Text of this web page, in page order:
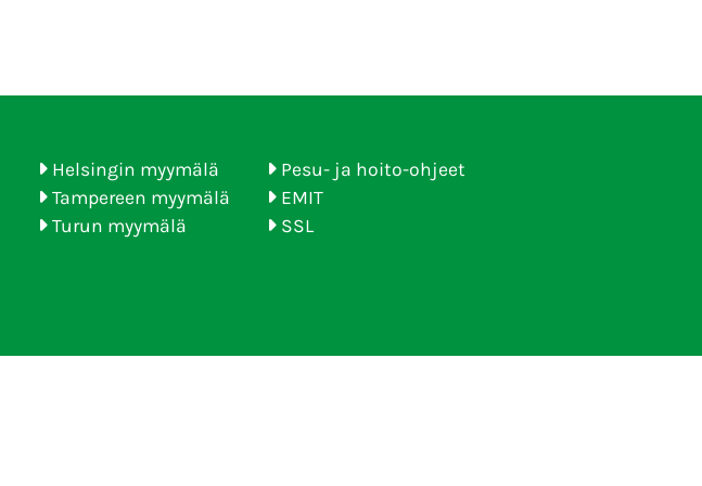
Helsingin myymälä
Tampereen myymälä
Turun myymälä
Pesu- ja hoito-ohjeet
EMIT
SSL